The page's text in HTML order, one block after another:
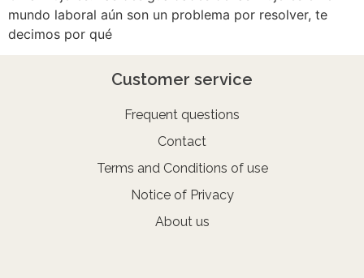
mundo laboral aún son un problema por resolver, te
decimos por qué
Customer service
Frequent questions
Contact
Terms and Conditions of use
Notice of Privacy
About us